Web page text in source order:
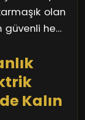
Bu durumu,
kalitesi
uygun bir
artırabilir,
olan
hem
Kalın